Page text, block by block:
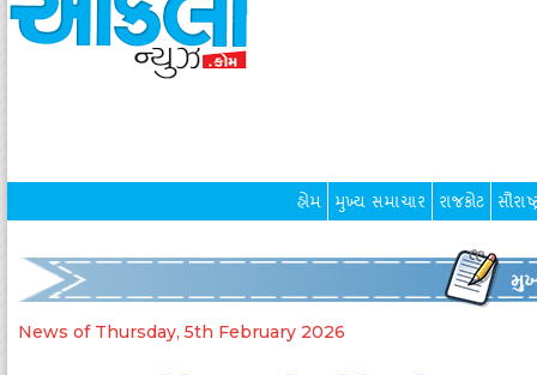
હોમ મુખ્ય સમાચાર રાજકોટ
News of Thursday, 5th February 2026